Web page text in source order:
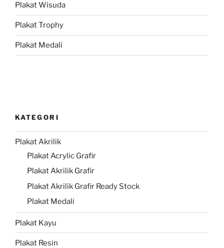
Plakat Wisuda
Plakat Trophy
Plakat Medali
KATEGORI
Plakat Akrilik
Plakat Acrylic Grafir
Plakat Akrilik Grafir
Plakat Akrilik Grafir Ready Stock
Plakat Medali
Plakat Kayu
Plakat Resin